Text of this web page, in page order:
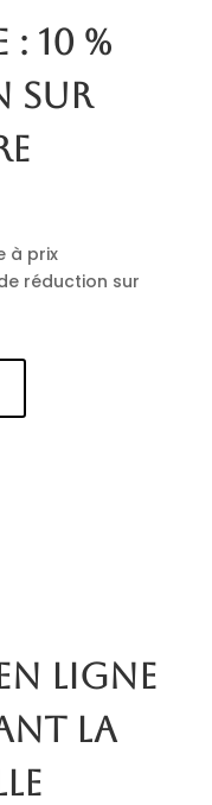
10 %
sur
à prix
réduction sur
ligne
La